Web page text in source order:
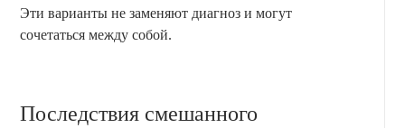
Эти варианты не заменяют диагноз и могут
сочетаться между собой.
Последствия смешанного